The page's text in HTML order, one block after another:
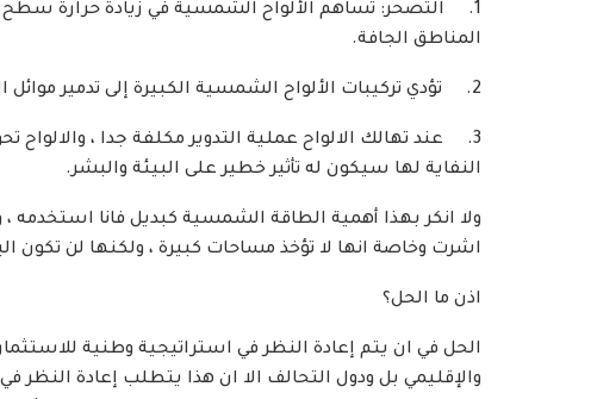
1. التصحر: تساهم الألواح الشمسية في زيادة حرارة
المناطق الجافة.
2. تؤدي تركيبات الألواح الشمسية الكبيرة إلى تدمير موائل الحياة البرية وتقسيمها، ومن ذلك تغيير مسار الرياح.
3. عند تهالك الالواح عملية التدوير مكلفة جدا ،
النفاية لها سيكون له تأثير خطير على البيئة والبشر.
ولا انكر بهذا أهمية الطاقة الشمسية كبديل فانا
اشرت وخاصة انها لا تؤخذ مساحات كبيرة ، ولكنها لن تكون
اذن ما الحل؟
الحل في ان يتم إعادة النظر في استراتيجية وطنية
والإقليمي بل ودول التحالف الا ان هذا يتطلب إعادة